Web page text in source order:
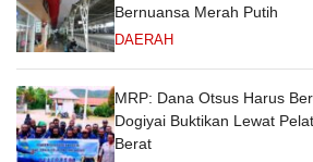
Bernuansa Merah Putih
DAERAH
MRP: Dana Otsus Harus
Dogiyai Buktikan Lewat
Berat